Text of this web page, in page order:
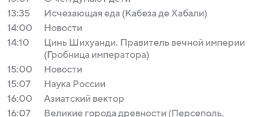
13:35
Исчезающая еда (Кабеза де Хабали)
14:00
Новости
14:10
Цинь Шихуанди. Правитель вечной империи
(Гробница императора)
15:00
Новости
15:07
Наука России
16:00
Азиатский вектор
16:07
Великие города древности (Персеполь.